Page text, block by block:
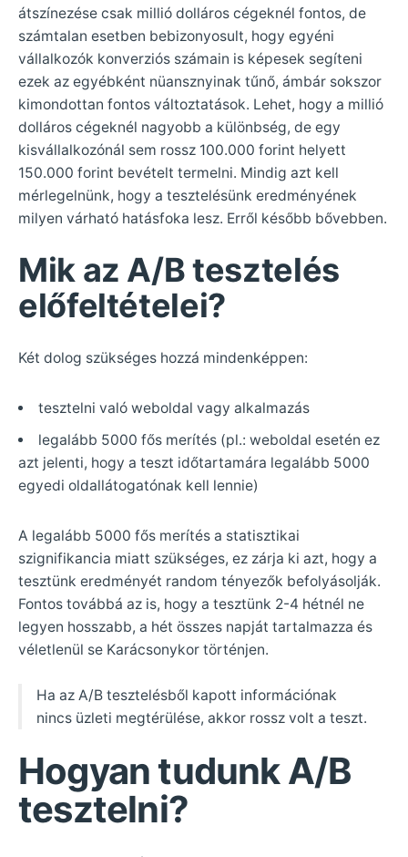
átszínezése csak millió dolláros cégeknél fontos, de
számtalan esetben bebizonyosult, hogy egyéni
vállalkozók konverziós számain is képesek segíteni
ezek az egyébként nüansznyinak tűnő, ámbár sokszor
kimondottan fontos változtatások. Lehet, hogy a millió
dolláros cégeknél nagyobb a különbség, de egy
kisvállalkozónál sem rossz 100.000 forint helyett
150.000 forint bevételt termelni. Mindig azt kell
mérlegelnünk, hogy a tesztelésünk eredményének
milyen várható hatásfoka lesz. Erről később bővebben.
Mik az A/B tesztelés
előfeltételei?
Két dolog szükséges hozzá mindenképpen:
tesztelni való weboldal vagy alkalmazás
legalább 5000 fős merítés (pl.: weboldal esetén ez
azt jelenti, hogy a teszt időtartamára legalább 5000
egyedi oldallátogatónak kell lennie)
A legalább 5000 fős merítés a statisztikai
szignifikancia miatt szükséges, ez zárja ki azt, hogy a
tesztünk eredményét random tényezők befolyásolják.
Fontos továbbá az is, hogy a tesztünk 2-4 hétnél ne
legyen hosszabb, a hét összes napját tartalmazza és
véletlenül se Karácsonykor történjen.
Ha az A/B tesztelésből kapott információnak
nincs üzleti megtérülése, akkor rossz volt a teszt.
Hogyan tudunk A/B
tesztelni?